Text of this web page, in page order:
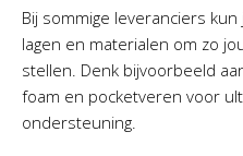
Bij sommige leveranciers
lagen en materialen om zo
stellen. Denk bijvoorbeeld
foam en pocketveren voor
ondersteuning.